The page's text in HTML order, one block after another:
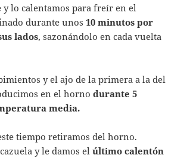
y lo calentamos para freír en el
durante unos 10 minutos por
lados, sazonándolo en cada vuelta
y el ajo de la primera a la del
en el horno durante 5
media.
tiempo retiramos del horno.
y le damos elúltimo calentón